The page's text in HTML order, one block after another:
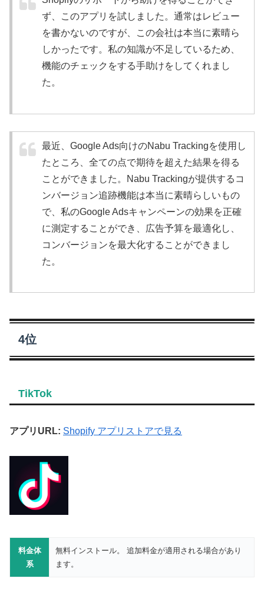
ず、このアプリを試しました。通常はレビュー
を書かないのですが、この会社は本当に素晴ら
しかったです。私の知識が不足しているため、
機能のチェックをする手助けをしてくれまし
た。
最近、Google Ads向けのNabu Trackingを使用し
たところ、全ての点で期待を超えた結果を得る
ことができました。Nabu Trackingが提供するコ
ンバージョン追跡機能は本当に素晴らしいもの
で、私のGoogle Adsキャンペーンの効果を正確
に測定することができ、広告予算を最適化し、
コンバージョンを最大化することができまし
た。
4位
TikTok
アプリURL: Shopify アプリストアで見る
料金体
系
無料インストール。 追加料金が適用される場合があり
ます。